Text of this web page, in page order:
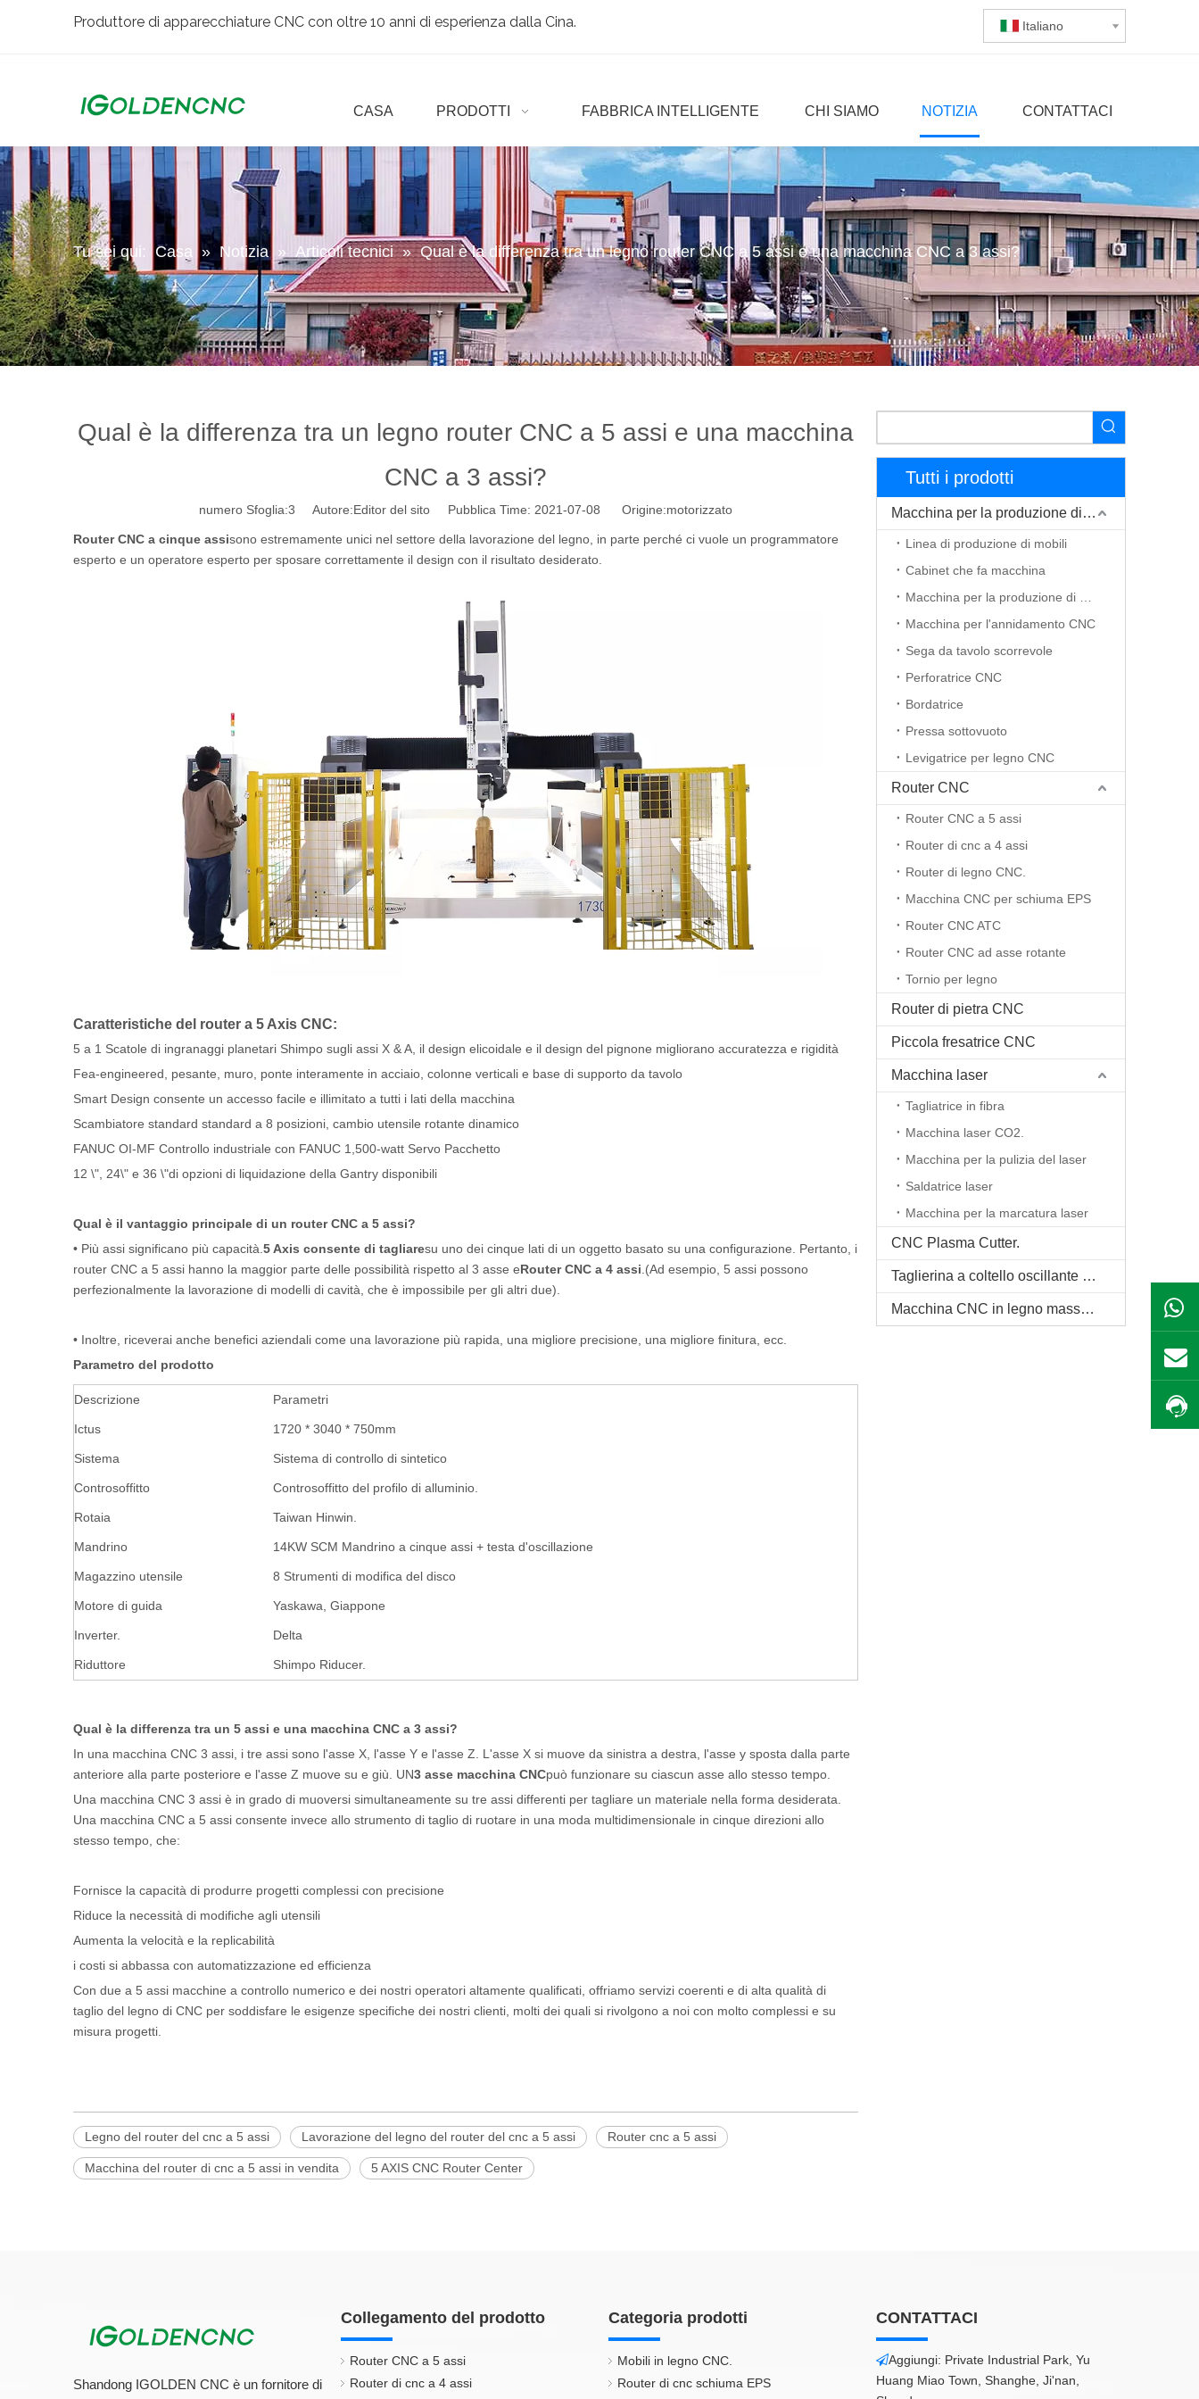
Produttore di apparecchiature CNC con oltre 10 anni di esperienza dalla Cina. Italiano
CASA PRODOTTI FABBRICA INTELLIGENTE CHI SIAMO NOTIZIA CONTATTACI
Tu sei qui: Casa » Notizia » Articoli tecnici » Qual è la differenza tra un legno router CNC a 5 assi e una macchina CNC a 3 assi?
Qual è la differenza tra un legno router CNC a 5 assi e una macchina
CNC a 3 assi?
numero Sfoglia:3 Autore:Editor del sito Pubblica Time: 2021-07-08 Origine:motorizzato
Router CNC a cinque assisono estremamente unici nel settore della lavorazione del legno, in parte perché ci vuole un programmatore
esperto e un operatore esperto per sposare correttamente il design con il risultato desiderato.
Caratteristiche del router a 5 Axis CNC:
5 a 1 Scatole di ingranaggi planetari Shimpo sugli assi X & A, il design elicoidale e il design del pignone migliorano accuratezza e rigidità
Fea-engineered, pesante, muro, ponte interamente in acciaio, colonne verticali e base di supporto da tavolo
Smart Design consente un accesso facile e illimitato a tutti i lati della macchina
Scambiatore standard standard a 8 posizioni, cambio utensile rotante dinamico
FANUC OI-MF Controllo industriale con FANUC 1,500-watt Servo Pacchetto
12 \", 24\" e 36 \"di opzioni di liquidazione della Gantry disponibili
Qual è il vantaggio principale di un router CNC a 5 assi?
• Più assi significano più capacità. 5 Axis consente di tagliaresu uno dei cinque lati di un oggetto basato su una configurazione. Pertanto, i
router CNC a 5 assi hanno la maggior parte delle possibilità rispetto al 3 asse eRouter CNC a 4 assi (Ad esempio, 5 assi possono
perfezionalmente la lavorazione di modelli di cavità, che è impossibile per gli altri due).
• Inoltre, riceverai anche benefici aziendali come una lavorazione più rapida, una migliore precisione, una migliore finitura, ecc.
Parametro del prodotto
Descrizione Parametri
Ictus 1720 * 3040 * 750mm
Sistema Sistema di controllo di sintetico
Controsoffitto Controsoffitto del profilo di alluminio.
Rotaia Taiwan Hinwin.
Mandrino 14KW SCM Mandrino a cinque assi + testa d'oscillazione
Magazzino utensile 8 Strumenti di modifica del disco
Motore di guida Yaskawa, Giappone
Inverter. Delta
Riduttore Shimpo Riducer.
Qual è la differenza tra un 5 assi e una macchina CNC a 3 assi?
In una macchina CNC 3 assi, i tre assi sono l'asse X, l'asse Y e l'asse Z. L'asse X si muove da sinistra a destra, l'asse y sposta dalla parte
anteriore alla parte posteriore e l'asse Z muove su e giù. UN3 asse macchina CNCpuò funzionare su ciascun asse allo stesso tempo.
Una macchina CNC 3 assi è in grado di muoversi simultaneamente su tre assi differenti per tagliare un materiale nella forma desiderata.
Una macchina CNC a 5 assi consente invece allo strumento di taglio di ruotare in una moda multidimensionale in cinque direzioni allo
stesso tempo, che:
Fornisce la capacità di produrre progetti complessi con precisione
Riduce la necessità di modifiche agli utensili
Aumenta la velocità e la replicabilità
i costi si abbassa con automatizzazione ed efficienza
Con due a 5 assi macchine a controllo numerico e dei nostri operatori altamente qualificati, offriamo servizi coerenti e di alta qualità di
taglio del legno di CNC per soddisfare le esigenze specifiche dei nostri clienti, molti dei quali si rivolgono a noi con molto complessi e su
misura progetti.
Legno del router del cnc a 5 assi Lavorazione del legno del router del cnc a 5 assi Router cnc a 5 assi
Macchina del router di cnc a 5 assi in vendita 5 AXIS CNC Router Center
Tutti i prodotti
Macchina per la produzione di mobili
Linea di produzione di mobili
Cabinet che fa macchina
Macchina per l'annidamento CNC
Sega da tavolo scorrevole
Perforatrice CNC
Bordatrice
Pressa sottovuoto
Levigatrice per legno CNC
Router CNC
Router CNC a 5 assi
Router di cnc a 4 assi
Router di legno CNC.
Macchina CNC per schiuma EPS
Router CNC ATC
Router CNC ad asse rotante
Tornio per legno
Router di pietra CNC
Piccola fresatrice CNC
Macchina laser
Tagliatrice in fibra
Macchina laser CO2.
Macchina per la pulizia del laser
Saldatrice laser
Macchina per la marcatura laser
CNC Plasma Cutter.
Taglierina a coltello oscillante CNC
Macchina CNC in legno massello
Shandong IGOLDEN CNC è un fornitore di
Collegamento del prodotto
Router CNC a 5 assi
Router di cnc a 4 assi
Categoria prodotti
Mobili in legno CNC.
Router di cnc schiuma EPS
CONTATTACI
Aggiungi: Private Industrial Park, Yu
Huang Miao Town, Shanghe, Ji'nan,